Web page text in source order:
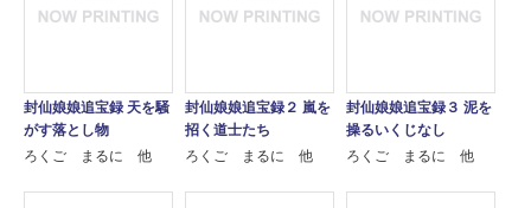
封仙娘娘追宝録 天を騒
がす落とし物
ろくご まるに 他
封仙娘娘追宝録２ 嵐を
招く道士たち
ろくご まるに 他
封仙娘娘追宝録３ 泥を
操るいくじなし
ろくご まるに 他